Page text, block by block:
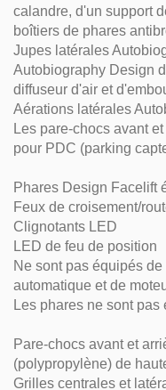
calandre, d'un support
boîtiers de phares
Jupes latérales
Autobiography Design
diffuseur d'air et
Aérations latérales
Les pare-chocs avant
pour PDC (parking
Phares Design Facelift
Feux de croisement/
Clignotants LED
LED de feu de position
Ne sont pas équipés
automatique et de
Les phares ne sont
Pare-chocs avant et
(polypropylène) de
Grilles centrales et